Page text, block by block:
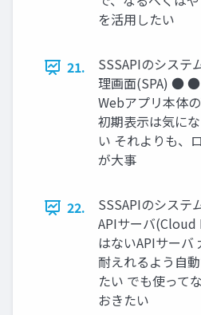
を活用したい
21.
SSSAPIのシステ
理画面(SPA) ●
Webアプリ本体
初期表示は気に
い それよりも、
が大事
22.
SSSAPIのシステ
APIサーバ
はないAPIサーバ
耐えれるよう自
たい でも使って
おきたい